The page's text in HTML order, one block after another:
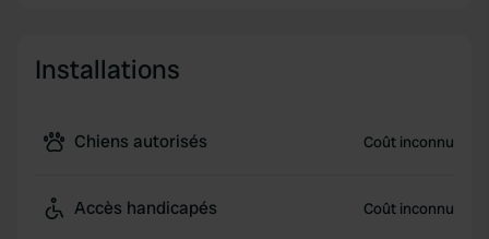
Installations
Chiens autorisés Coût inconnu
Accès handicapés Coût inconnu